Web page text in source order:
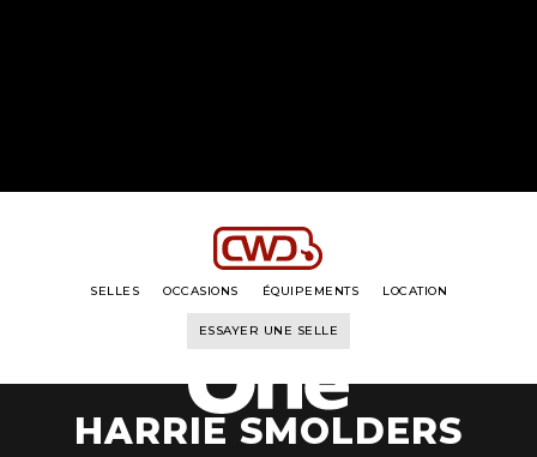
SELLES OCCASIONS ÉQUIPEMENTS LOCATION
ESSAYER UNE SELLE
HARRIE SMOLDERS